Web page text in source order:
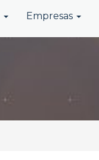
Empresas